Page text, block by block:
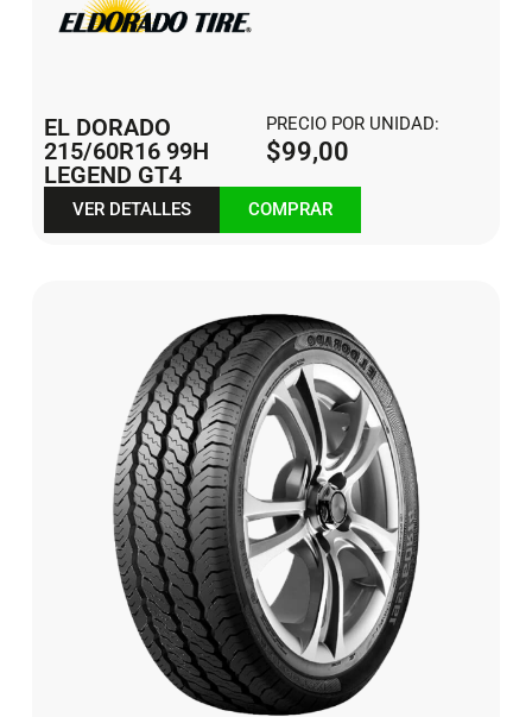
EL DORADO
215/60R16 99H
LEGEND GT4
PRECIO POR UNIDAD:
$99,00
VER DETALLES COMPRAR